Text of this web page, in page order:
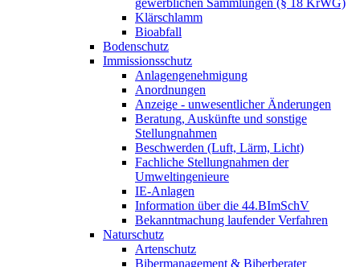
gewerblichen Sammlungen (§ 18 KrWG)
Klärschlamm
Bioabfall
Bodenschutz
Immissionsschutz
Anlagengenehmigung
Anordnungen
Anzeige - unwesentlicher Änderungen
Beratung, Auskünfte und sonstige
Stellungnahmen
Beschwerden (Luft, Lärm, Licht)
Fachliche Stellungnahmen der
Umweltingenieure
IE-Anlagen
Information über die 44.BImSchV
Bekanntmachung laufender Verfahren
Naturschutz
Artenschutz
Bibermanagement & Biberberater